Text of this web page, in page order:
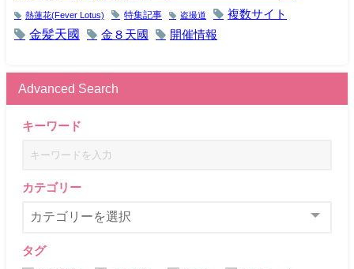
熱蓮花(Fever Lotus) 特集記事 盗撮道 複数サイト
金髪天國 金８天國 開催情報
Advanced Search
キーワード
カテゴリー
タグ